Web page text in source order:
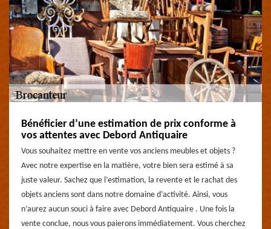
Bénéficier d’une estimation de prix conforme à
vos attentes avec Debord Antiquaire
Vous souhaitez mettre en vente vos anciens meubles et objets ?
Avec notre expertise en la matière, votre bien sera estimé à sa
juste valeur. Sachez que l’estimation, la revente et le rachat des
objets anciens sont dans notre domaine d’activité. Ainsi, vous
n’aurez aucun souci à faire avec Debord Antiquaire . Une fois la
vente conclue, nous vous paierons immédiatement. Vous cherchez